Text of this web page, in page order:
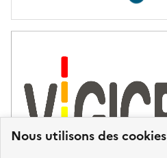
Nous utilisons des cookies